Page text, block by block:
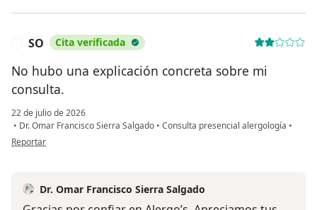
SO Cita verificada
No hubo una explicación concreta sobre mi
consulta.
22 de julio de 2026
• Dr. Omar Francisco Sierra Salgado • Consulta presencial alergología •
en opinión del usuario SO
Reportar
Dr. Omar Francisco Sierra Salgado